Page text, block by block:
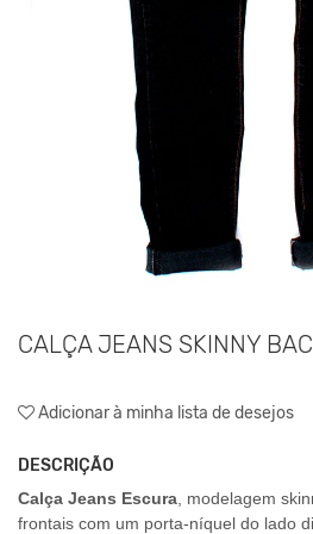
CALÇA JEANS SKINNY
Adicionar à minha lista de desejos
DESCRIÇÃO
Calça Jeans Escura , modelagem
frontais com um porta-níquel do lado